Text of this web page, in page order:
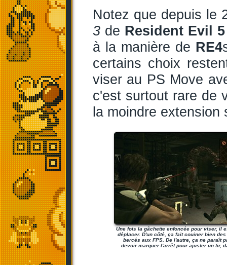
Notez que depuis le
3 de Resident Evil
à la manière de RE4
certains choix
viser au PS Move
c'est surtout rare de
la moindre extension
Une fois la gâchette enfoncée pour viser, il
déplacer. D'un côté, ça fait couiner bien
bercés aux FPS. De l'autre, ça ne paraît
devoir marquer l'arrêt pour ajuster un tir,